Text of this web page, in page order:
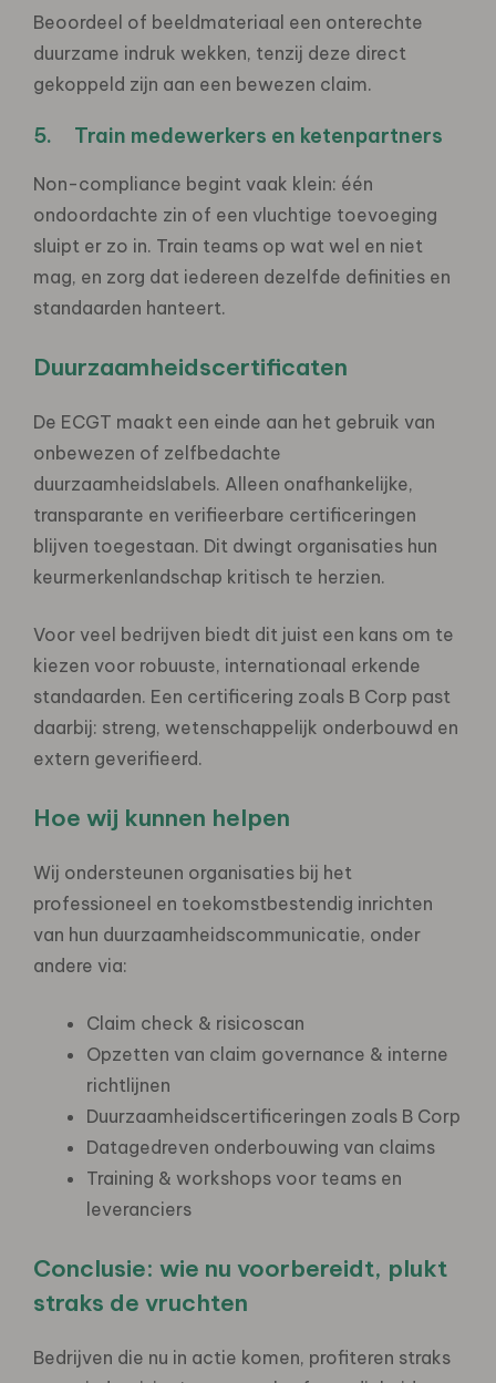
Beoordeel of beeldmateriaal een onterechte
duurzame indruk wekken, tenzij deze direct
gekoppeld zijn aan een bewezen claim.
5. Train medewerkers en ketenpartners
Non-compliance begint vaak klein: één
ondoordachte zin of een vluchtige toevoeging
sluipt er zo in. Train teams op wat wel en niet
mag, en zorg dat iedereen dezelfde definities en
standaarden hanteert.
Duurzaamheidscertificaten
De ECGT maakt een einde aan het gebruik van
onbewezen of zelfbedachte
duurzaamheidslabels. Alleen onafhankelijke,
transparante en verifieerbare certificeringen
blijven toegestaan. Dit dwingt organisaties hun
keurmerkenlandschap kritisch te herzien.
Voor veel bedrijven biedt dit juist een kans om te
kiezen voor robuuste, internationaal erkende
standaarden. Een certificering zoals B Corp past
daarbij: streng, wetenschappelijk onderbouwd en
extern geverifieerd.
Hoe wij kunnen helpen
Wij ondersteunen organisaties bij het
professioneel en toekomstbestendig inrichten
van hun duurzaamheidscommunicatie, onder
andere via:
Claim check & risicoscan
Opzetten van claim governance & interne
richtlijnen
Duurzaamheidscertificeringen zoals B Corp
Datagedreven onderbouwing van claims
Training & workshops voor teams en
leveranciers
Conclusie: wie nu voorbereidt, plukt
straks de vruchten
Bedrijven die nu in actie komen, profiteren straks